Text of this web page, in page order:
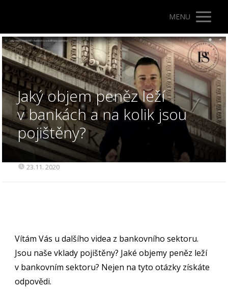
MENU
Jaký objem peněz leží
v bankách a na kolik jsou
pojištěny?
23.11. 2020
Vítám Vás u dalšího videa z bankovního sektoru.
Jsou naše vklady pojištěny? Jaké objemy peněz leží
v bankovním sektoru? Nejen na tyto otázky získáte
odpovědi.